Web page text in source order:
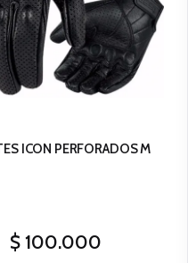
ICON PERFORADOS M
$ 100.000